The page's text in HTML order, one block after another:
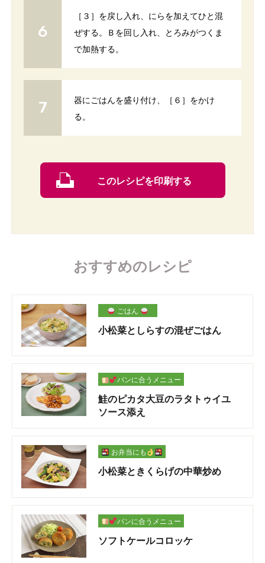
［３］を戻し入れ、にらを加えてひと混
ぜする。Ｂを回し入れ、とろみがつくま
で加熱する。
器にごはんを盛り付け、［６］をかけ
る。
このレシピを印刷する
おすすめのレシピ
ごはん
小松菜としらすの混ぜごはん
パンに合うメニュー
鮭のピカタ大豆のラタトゥイユ
ソース添え
お弁当にも
小松菜ときくらげの中華炒め
パンに合うメニュー
ソフトケールコロッケ